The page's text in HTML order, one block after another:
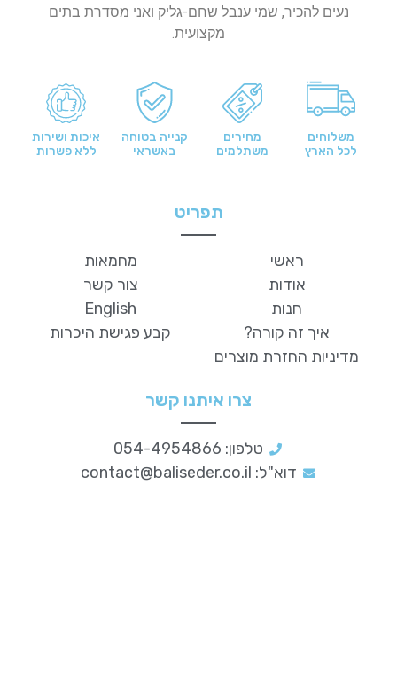
נעים להכיר, שמי ענבל שחם-גליק ואני מסדרת בתים
מקצועית.
משלוחים
לכל הארץ
מחירים
משתלמים
קנייה בטוחה
באשראי
איכות ושירות
ללא פשרות
תפריט
ראשי
אודות
חנות
איך זה קורה?
מדיניות החזרת מוצרים
מחמאות
צור קשר
English
קבע פגישת היכרות
צרו איתנו קשר
טלפון: 054-4954866
דוא"ל: contact@baliseder.co.il